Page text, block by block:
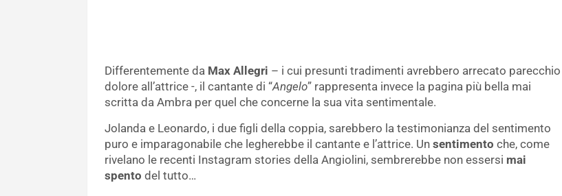
Differentemente da Max Allegri – i cui presunti tradimenti avrebbero arrecato parecchio
dolore all’attrice -, il cantante di “Angelo” rappresenta invece la pagina più bella mai
scritta da Ambra per quel che concerne la sua vita sentimentale.
Jolanda e Leonardo, i due figli della coppia, sarebbero la testimonianza del sentimento
puro e imparagonabile che legherebbe il cantante e l’attrice. Un sentimento che, come
rivelano le recenti Instagram stories della Angiolini, sembrerebbe non essersi mai
spento del tutto…